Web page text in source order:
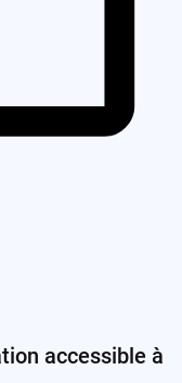
accessible à